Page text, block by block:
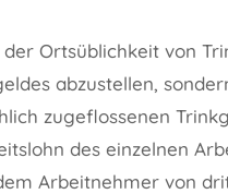
Ortsüblichkeit von
abzustellen,
zugeflossenen
des einzelnen
Arbeitnehmer von